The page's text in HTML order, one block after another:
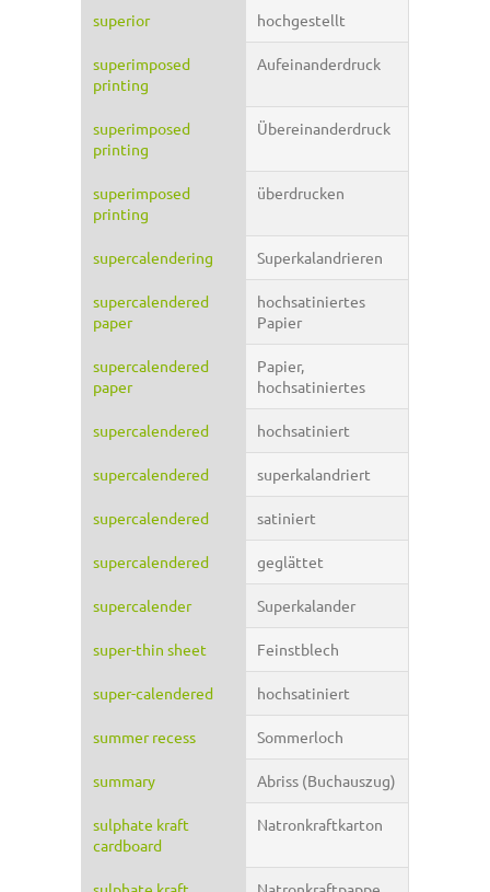
superior hochgestellt
superimposed
printing
Aufeinanderdruck
superimposed
printing
Übereinanderdruck
superimposed
printing
überdrucken
supercalendering Superkalandrieren
supercalendered
paper
hochsatiniertes
Papier
supercalendered
paper
Papier,
hochsatiniertes
supercalendered hochsatiniert
supercalendered superkalandriert
supercalendered satiniert
supercalendered geglättet
supercalender Superkalander
super-thin sheet Feinstblech
super-calendered hochsatiniert
summer recess Sommerloch
summary Abriss (Buchauszug)
sulphate kraft
cardboard
Natronkraftkarton